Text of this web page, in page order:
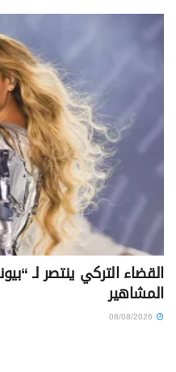
القضاء التركي ينتصر لـ
المشاهير